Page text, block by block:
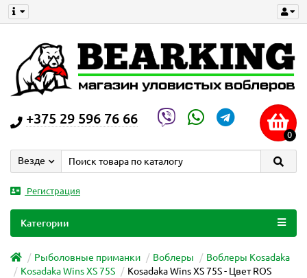
+375 29 596 76 66
0
Везде
Регистрация
Категории
Рыболовные приманки Воблеры
Воблеры Kosadaka
Kosadaka Wins XS 75S
Kosadaka Wins XS 75S - Цвет ROS